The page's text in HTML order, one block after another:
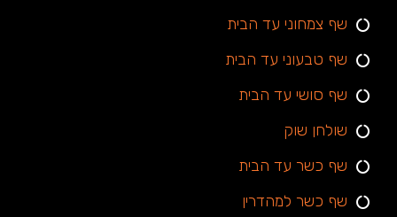
שף צמחוני עד הבית
שף טבעוני עד הבית
שף סושי עד הבית
שולחן שוק
שף כשר עד הבית
שף כשר למהדרין